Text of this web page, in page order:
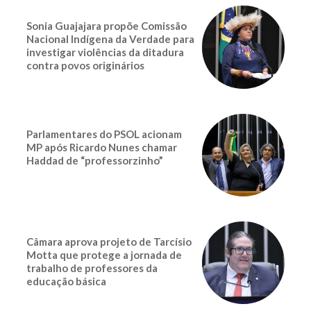
Sonia Guajajara propõe Comissão
Nacional Indígena da Verdade para
investigar violências da ditadura
contra povos originários
Parlamentares do PSOL acionam
MP após Ricardo Nunes chamar
Haddad de “professorzinho”
Câmara aprova projeto de Tarcísio
Motta que protege a jornada de
trabalho de professores da
educação básica